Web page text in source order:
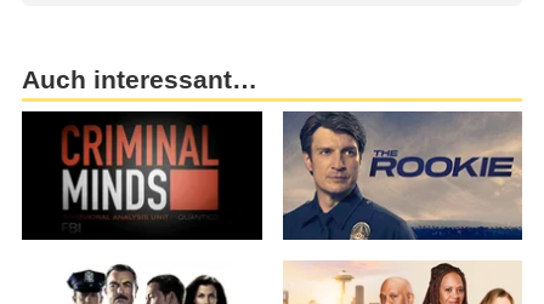
Auch interessant…